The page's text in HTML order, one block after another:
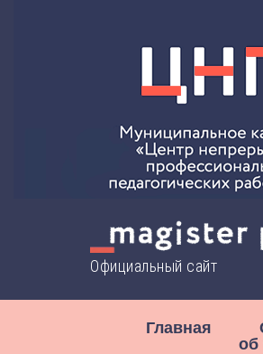
Официальный сайт
Главная
об